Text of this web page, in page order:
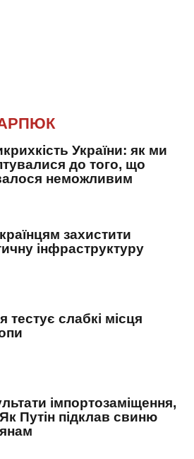
України: як ми
до того, що
неможливим
захистити
інфраструктуру
тестує слабкі місця
імпортозаміщення,
Путін підклав свиню